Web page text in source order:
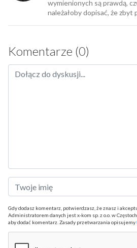
wymienionych są prawdą,
należałoby dopisać, że zbyt
Komentarze (0)
Gdy dodasz komentarz, potwierdzasz, że znasz i
Administratorem danych jest x-kom sp. z o.o. w
aby dodać komentarz. Zasady przetwarzania opisujemy